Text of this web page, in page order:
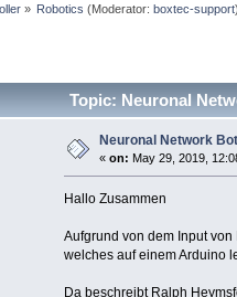
» Robotics (Moderator:boxtec-support
Topic: Neuronal
Neuronal Network Bot
«on: May 29, 2019,
Hallo Zusammen
Aufgrund von dem Input
welches auf einem Arduino
Da beschreibt Ralph